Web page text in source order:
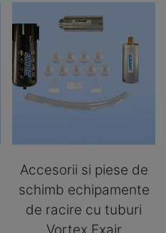
Accesorii si piese de
schimb echipamente
de racire cu tuburi